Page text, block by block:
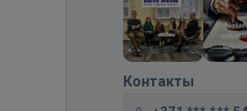
Контакты